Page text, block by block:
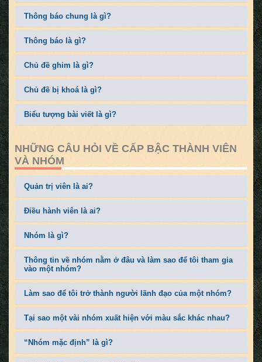
Thông báo chung là gì?
Thông báo là gì?
Chủ đề ghim là gì?
Chủ đề bị khoá là gì?
Biểu tượng bài viết là gì?
NHỮNG CÂU HỎI VỀ CẤP BẬC THÀNH VIÊN
VÀ NHÓM
Quản trị viên là ai?
Điều hành viên là ai?
Nhóm là gì?
Thông tin về nhóm nằm ở đâu và làm sao để tôi tham gia
vào một nhóm?
Làm sao để tôi trở thành người lãnh đạo của một nhóm?
Tại sao một vài nhóm xuất hiện với màu sắc khác nhau?
“Nhóm mặc định” là gì?